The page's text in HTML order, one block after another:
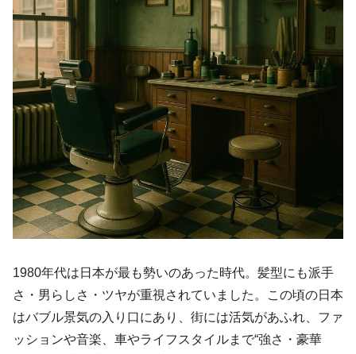
1980年代は日本が最も勢いのあった時代。髪型にも派手
さ・男らしさ・ツヤが重視されていました。この頃の日本
はバブル景気の入り口にあり、街には活気があふれ、ファ
ッションや音楽、車やライフスタイルまで“強さ・豪華